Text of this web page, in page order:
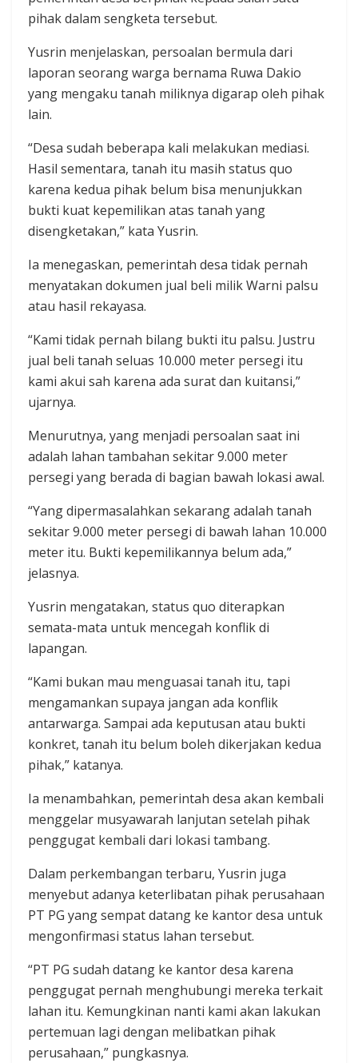
pihak dalam sengketa tersebut.
Yusrin menjelaskan, persoalan bermula dari
laporan seorang warga bernama Ruwa Dakio
yang mengaku tanah miliknya digarap oleh pihak
lain.
“Desa sudah beberapa kali melakukan mediasi.
Hasil sementara, tanah itu masih status quo
karena kedua pihak belum bisa menunjukkan
bukti kuat kepemilikan atas tanah yang
disengketakan,” kata Yusrin.
Ia menegaskan, pemerintah desa tidak pernah
menyatakan dokumen jual beli milik Warni palsu
atau hasil rekayasa.
“Kami tidak pernah bilang bukti itu palsu. Justru
jual beli tanah seluas 10.000 meter persegi itu
kami akui sah karena ada surat dan kuitansi,”
ujarnya.
Menurutnya, yang menjadi persoalan saat ini
adalah lahan tambahan sekitar 9.000 meter
persegi yang berada di bagian bawah lokasi awal.
“Yang dipermasalahkan sekarang adalah tanah
sekitar 9.000 meter persegi di bawah lahan 10.000
meter itu. Bukti kepemilikannya belum ada,”
jelasnya.
Yusrin mengatakan, status quo diterapkan
semata-mata untuk mencegah konflik di
lapangan.
“Kami bukan mau menguasai tanah itu, tapi
mengamankan supaya jangan ada konflik
antarwarga. Sampai ada keputusan atau bukti
konkret, tanah itu belum boleh dikerjakan kedua
pihak,” katanya.
Ia menambahkan, pemerintah desa akan kembali
menggelar musyawarah lanjutan setelah pihak
penggugat kembali dari lokasi tambang.
Dalam perkembangan terbaru, Yusrin juga
menyebut adanya keterlibatan pihak perusahaan
PT PG yang sempat datang ke kantor desa untuk
mengonfirmasi status lahan tersebut.
“PT PG sudah datang ke kantor desa karena
penggugat pernah menghubungi mereka terkait
lahan itu. Kemungkinan nanti kami akan lakukan
pertemuan lagi dengan melibatkan pihak
perusahaan,” pungkasnya.